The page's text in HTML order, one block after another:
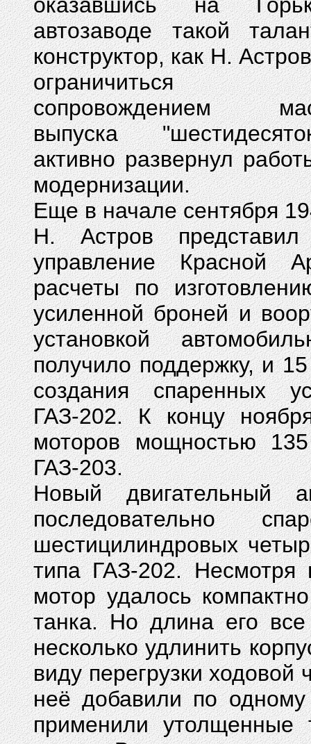
автозаводе такой
конструктор, как Н.
ограничиться
сопровождением
выпуска
активно развернул
модернизации.
Еще в начале сентября
Н. Астров представил
управление Красной
расчеты по
усиленной броней и
установкой
получило поддержку, и
создания спаренных
ГАЗ-202. К концу
моторов мощностью
ГАЗ-203.
Новый двигательный
последовательно
шестицилиндровых
типа ГАЗ-202. Несмотря
мотор удалось
танка. Но длина его
несколько удлинить
виду перегрузки ходовой
неё добавили по
применили утолщенные